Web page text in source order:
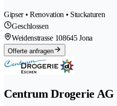
Gipser • Renovation • Stuckaturen
Geschlossen
Weidenstrasse 108645 Jona
Offerte anfragen
Centrum Drogerie AG